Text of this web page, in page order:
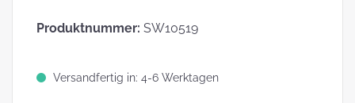
Produktnummer: SW10519
Versandfertig in: 4-6 Werktagen